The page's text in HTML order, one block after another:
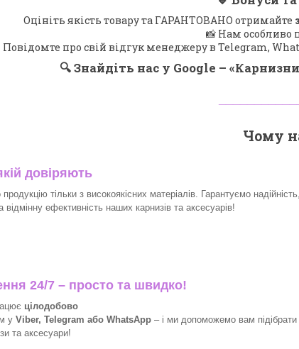
Оцініть якість товару та ГАРАНТОВАНО отримайте
📸 Нам особливо
Повідомте про свій відгук менеджеру в Telegram,
🔍Знайдіть нас у Google – «
Чому
довіряють
тільки з високоякісних матеріалів. Гарантуємо надійність,
відмінну ефективність наших карнизів та аксесуарів!​
24/7 – просто та швидко!
цілодобово
у Viber, Telegram або WhatsApp – і ми допоможемо вам підібрати
та аксесуари!